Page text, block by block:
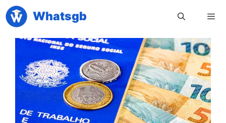
Pular
para
conteúdo
Whatsgb